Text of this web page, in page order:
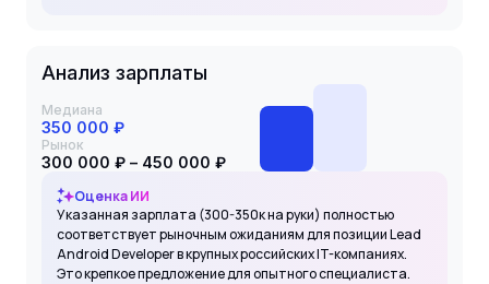
Анализ зарплаты
Медиана
350 000 ₽
Рынок
300 000 ₽ – 450 000 ₽
Оценка ИИ
Указанная зарплата (300-350к на руки) полностью
соответствует рыночным ожиданиям для позиции Lead
Android Developer в крупных российских IT-компаниях.
Это крепкое предложение для опытного специалиста.